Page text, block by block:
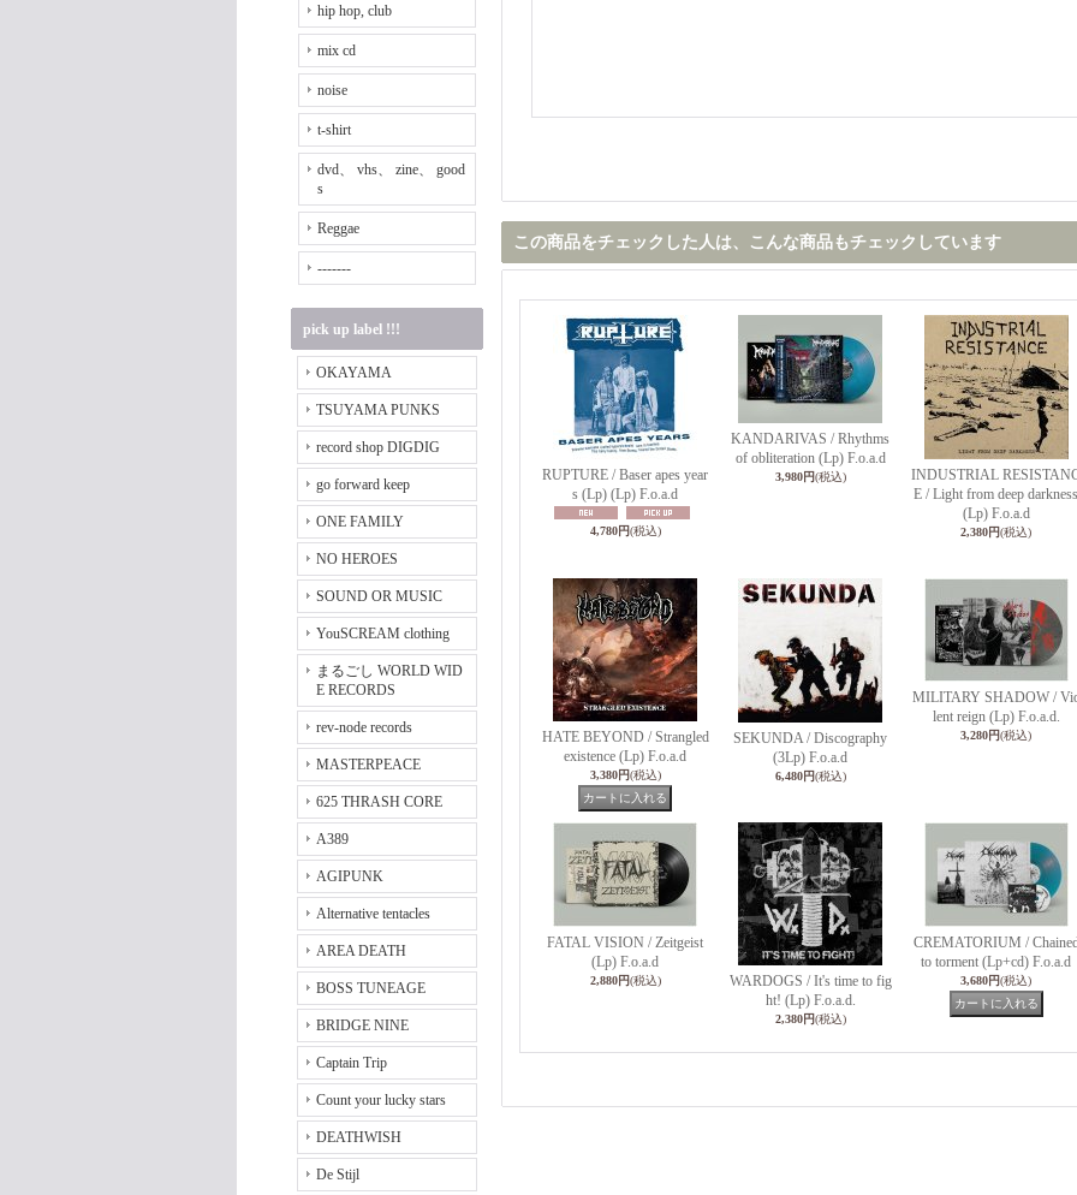
hip hop, club
mix cd
noise
t-shirt
dvd、 vhs、 zine、 good
s
Reggae
-------
pick up label !!!
OKAYAMA
TSUYAMA PUNKS
record shop DIGDIG
go forward keep
ONE FAMILY
NO HEROES
SOUND OR MUSIC
YouSCREAM clothing
まるごし WORLD WID
E RECORDS
rev-node records
MASTERPEACE
625 THRASH CORE
A389
AGIPUNK
Alternative tentacles
AREA DEATH
BOSS TUNEAGE
BRIDGE NINE
Captain Trip
Count your lucky stars
DEATHWISH
De Stijl
この商品をチェックした人は、こんな商品もチェックしています
RUPTURE / Baser apes year
s (Lp) (Lp) F.o.a.d
4,780円(税込)
KANDARIVAS / Rhythms
of obliteration (Lp) F.o.a.d
3,980円(税込)
INDUSTRIAL
E / Light from deep darkness
(Lp) F.o.a.d
2,380円(税込)
HATE BEYOND / Strangled
existence (Lp) F.o.a.d
3,380円(税込)
SEKUNDA / Discography
(3Lp) F.o.a.d
6,480円(税込)
MILITARY SHADOW /
lent reign (Lp) F.o.a.d.
3,280円(税込)
FATAL VISION / Zeitgeist
(Lp) F.o.a.d
2,880円(税込)
WARDOGS / It's time to fig
ht! (Lp) F.o.a.d.
2,380円(税込)
CREMATORIUM /
to torment (Lp+cd) F.o.a.d
3,680円(税込)